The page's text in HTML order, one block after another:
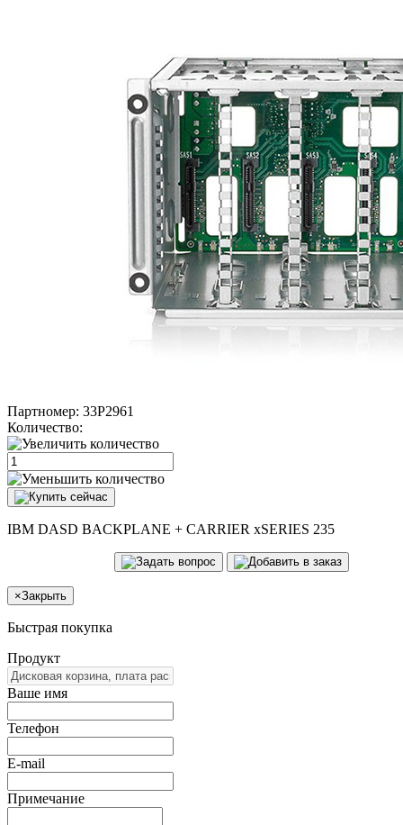
Партномер: 33P2961
Количество:
IBM DASD BACKPLANE + CARRIER xSERIES 235
×Закрыть
Быстрая покупка
Продукт
Ваше имя
Телефон
E-mail
Примечание